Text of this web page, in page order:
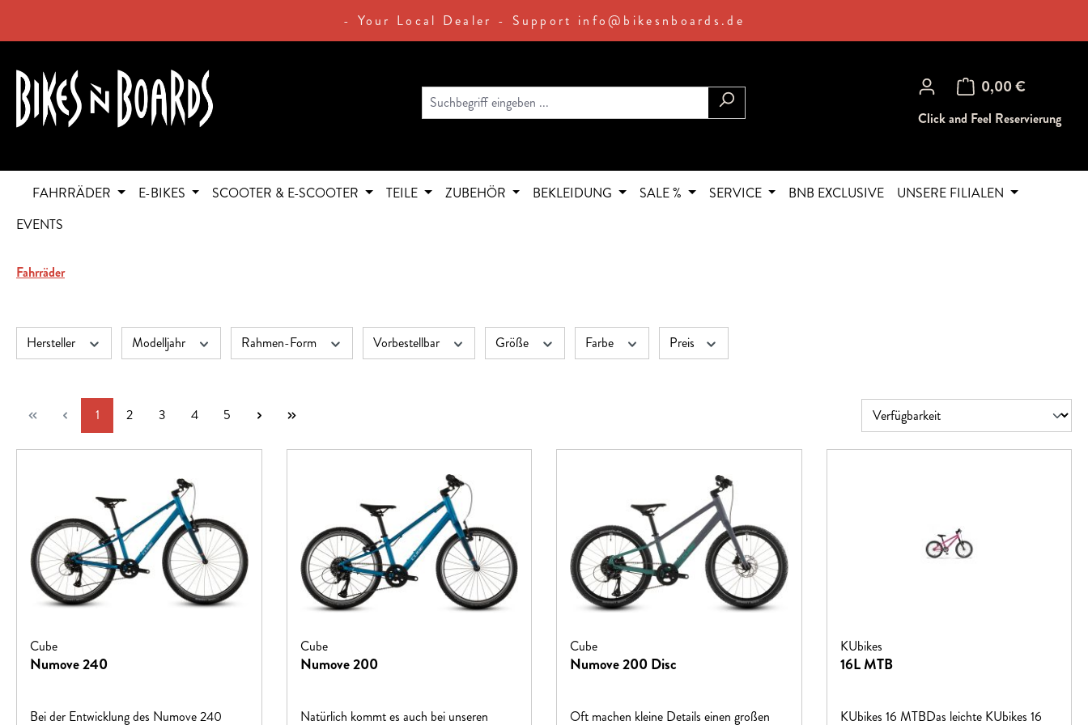
- Your Local Dealer - Support info@bikesnboards.de
0,00 €
Warenkorb enthält 0
Click and Feel Reservierung
FAHRRÄDER E-BIKES SCOOTER & E-SCOOTER TEILE ZUBEHÖR BEKLEIDUNG SALE % SERVICE BNB EXCLUSIVE
UNSERE FILIALEN
EVENTS
Fahrräder
Hersteller Modelljahr Rahmen-Form Vorbestellbar Größe Farbe Preis
Seite
1 Seite
2 Seite
3 Seite
4 Seite
5
Cube
Numove 240
Bei der Entwicklung des Numove 240
Cube
Numove 200
Natürlich kommt es auch bei unseren
Cube
Numove 200 Disc
Oft machen kleine Details einen großen
KUbikes
16L MTB
KUbikes 16 MTBDas leichte KUbikes 16